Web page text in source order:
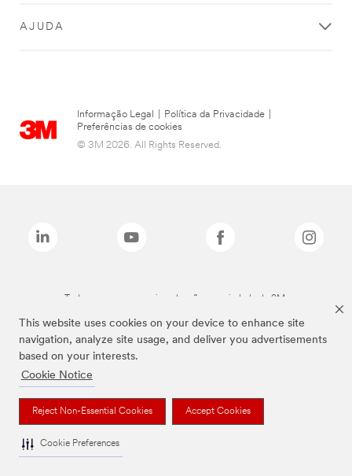
This website uses cookies on your device to enhance site
navigation, analyze site usage, and deliver you advertisements
based on your interests.
Cookie Notice
Reject Non-Essential Cookies Accept Cookies
Cookie Preferences
AJUDA
Informação Legal Política da Privacidade
Preferências de cookies
© 3M 2026. All Rights Reserved.
Todas as marcas mencionadas são propriedade da 3M.